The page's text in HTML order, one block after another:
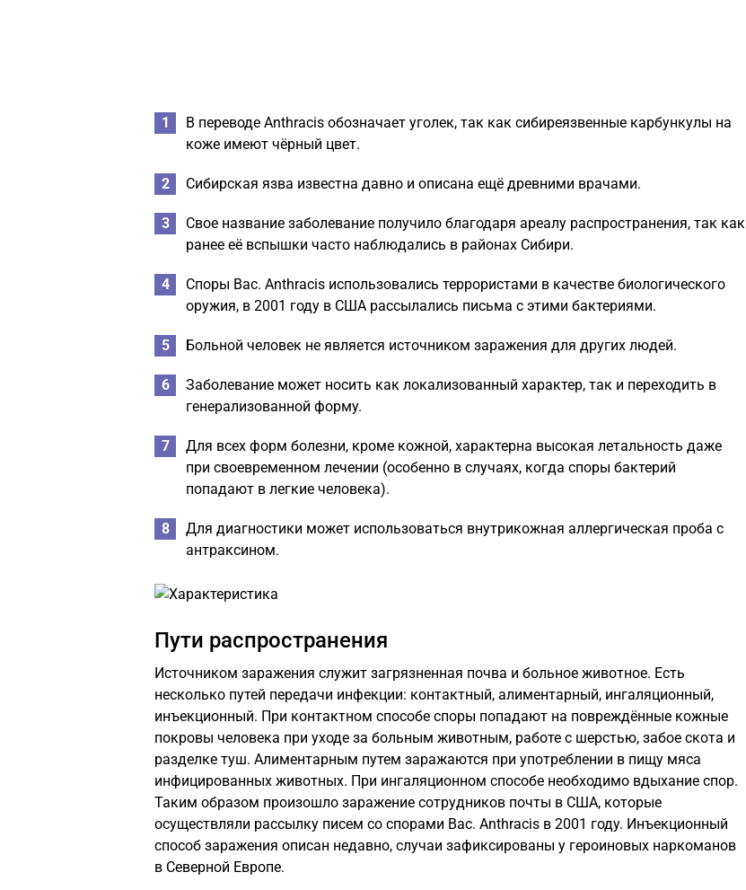
В переводе Anthracis обозначает уголек, так как сибиреязвенные карбункулы на
коже имеют чёрный цвет.
Сибирская язва известна давно и описана ещё древними врачами.
Свое название заболевание получило благодаря ареалу распространения, так как
ранее её вспышки часто наблюдались в районах Сибири.
Споры Bac. Anthracis использовались террористами в качестве биологического
оружия, в 2001 году в США рассылались письма с этими бактериями.
Больной человек не является источником заражения для других людей.
Заболевание может носить как локализованный характер, так и переходить в
генерализованной форму.
Для всех форм болезни, кроме кожной, характерна высокая летальность даже
при своевременном лечении (особенно в случаях, когда споры бактерий
попадают в легкие человека).
Для диагностики может использоваться внутрикожная аллергическая проба с
антраксином.
Пути распространения
Источником заражения служит загрязненная почва и больное животное. Есть
несколько путей передачи инфекции: контактный, алиментарный, ингаляционный,
инъекционный. При контактном способе споры попадают на повреждённые кожные
покровы человека при уходе за больным животным, работе с шерстью, забое скота и
разделке туш. Алиментарным путем заражаются при употреблении в пищу мяса
инфицированных животных. При ингаляционном способе необходимо вдыхание спор.
Таким образом произошло заражение сотрудников почты в США, которые
осуществляли рассылку писем со спорами Bac. Anthracis в 2001 году. Инъекционный
способ заражения описан недавно, случаи зафиксированы у героиновых наркоманов
в Северной Европе.